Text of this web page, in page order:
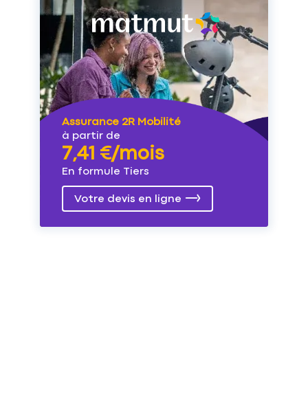
Assurance 2R Mobilité
à partir de
7,41 €/mois
En formule Tiers
Votre devis en ligne